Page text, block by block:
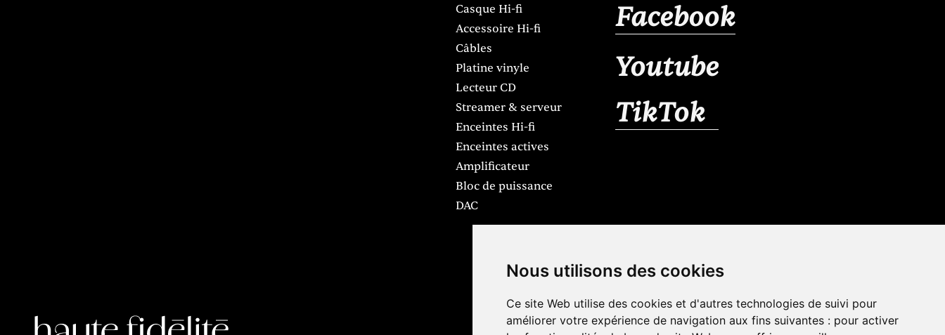
Nous utilisons des cookies
Ce site Web utilise des cookies et d'autres technologies de suivi pour
améliorer votre expérience de navigation aux fins suivantes : pour activer
Casque Hi-fi
Accessoire Hi-fi
Câbles
Platine vinyle
Lecteur CD
Streamer & serveur
Enceintes Hi-fi
Enceintes actives
Amplificateur
Bloc de puissance
DAC
Facebook
Youtube
TikTok